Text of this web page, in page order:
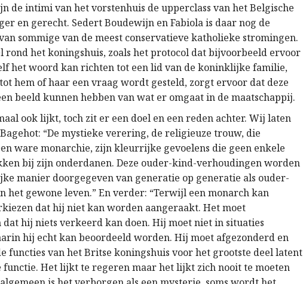
de intimi van het vorstenhuis de upperclass van het Belgische
en gerecht. Sedert Boudewijn en Fabiola is daar nog de
sommige van de meest conservatieve katholieke stromingen.
rond het koningshuis, zoals het protocol dat bijvoorbeeld ervoor
het woord kan richten tot een lid van de koninklijke familie,
hem of haar een vraag wordt gesteld, zorgt ervoor dat deze
beeld kunnen hebben van wat er omgaat in de maatschappij.
ook lijkt, toch zit er een doel en een reden achter. Wij laten
“De mystieke verering, de religieuze trouw, die
ware monarchie, zijn kleurrijke gevoelens die geen enkele
bij zijn onderdanen. Deze ouder-kind-verhoudingen worden
manier doorgegeven van generatie op generatie als ouder-
het gewone leven.” En verder: “Terwijl een monarch kan
dat hij niet kan worden aangeraakt. Het moet
hij niets verkeerd kan doen. Hij moet niet in situaties
hij echt kan beoordeeld worden. Hij moet afgezonderd en
functies van het Britse koningshuis voor het grootste deel latent
functie. Het lijkt te regeren maar het lijkt zich nooit te moeten